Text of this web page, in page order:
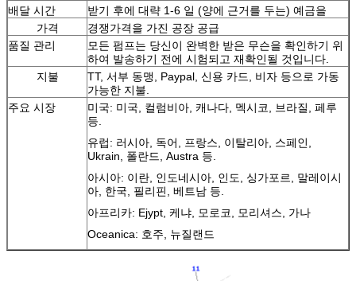
배달 시간
받기 후에 대략 1-6 일 (양에 근거를 두는) 예금을
가격
경쟁가격을 가진 공장 공급
품질 관리
모든 펌프는 당신이 완벽한 받은 무슨을 확인하기 위
하여 발송하기 전에 시험되고 재확인될 것입니다.
지불
TT, 서부 동맹, Paypal, 신용 카드, 비자 등으로 가동
가능한 지불.
주요 시장
미국: 미국, 컬럼비아, 캐나다, 멕시코, 브라질, 페루
등.
유럽: 러시아, 독어, 프랑스, 이탈리아, 스페인,
Ukrain, 폴란드, Austra 등.
아시아: 이란, 인도네시아, 인도, 싱가포르, 말레이시
아, 한국, 필리핀, 베트남 등.
아프리카: Ejypt, 케냐, 모로코, 모리셔스, 가나
Oceanica: 호주, 뉴질랜드